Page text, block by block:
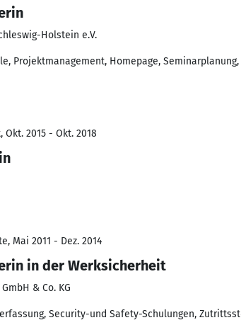
Holstein e.V.
Projektmanagement, Homepage,
Okt. 2015 - Okt. 2018
Mai 2011 - Dez. 2014
in der Werksicherheit
& Co. KG
Security-und Safety-Schulungen,